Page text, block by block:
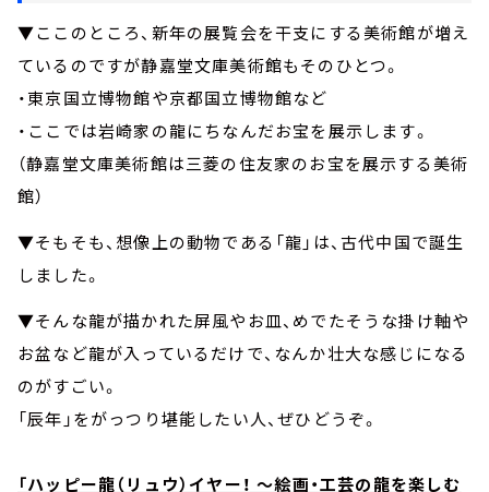
▼ここのところ、新年の展覧会を干支にする美術館が増え
ているのですが静嘉堂文庫美術館もそのひとつ。
・東京国立博物館や京都国立博物館など
・ここでは岩崎家の龍にちなんだお宝を展示します。
（静嘉堂文庫美術館は三菱の住友家のお宝を展示する美術
館）
▼そもそも、想像上の動物である「龍」は、古代中国で誕生
しました。
▼そんな龍が描かれた屏風やお皿、めでたそうな掛け軸や
お盆など龍が入っているだけで、なんか壮大な感じになる
のがすごい。
「辰年」をがっつり堪能したい人、ぜひどうぞ。
「ハッピー龍（リュウ）イヤー！ ～絵画・工芸の龍を楽しむ